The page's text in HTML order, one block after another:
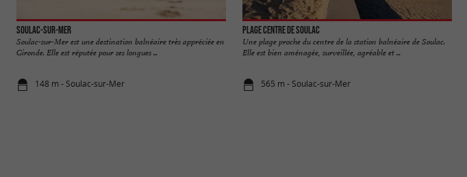
Soulac-sur-Mer
Soulac-sur-Mer est une destination balnéaire très appréciée en
Gironde. Elle est réputée pour ses longues ...
148 m - Soulac-sur-Mer
Plage Centre de Soulac
Une plage proche du centre de la station balnéaire de Soulac.
Elle est bien aménagée, surveillée, agréable et ...
565 m - Soulac-sur-Mer